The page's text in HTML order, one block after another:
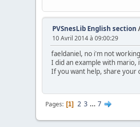
PVSnesLib English section
10 Avril 2014 à 09:00:29
faeldaniel, no i'm not
I did an example with mario,
If you want help, share your
Pages 1 2 3 ... 7